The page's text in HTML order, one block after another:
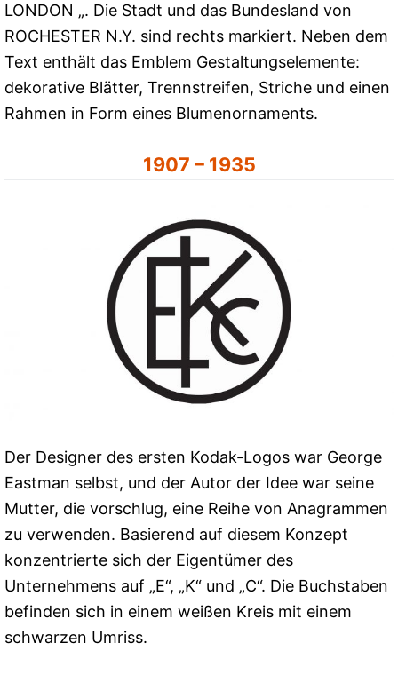
LONDON „. Die Stadt und das Bundesland von
ROCHESTER N.Y. sind rechts markiert. Neben dem
Text enthält das Emblem Gestaltungselemente:
dekorative Blätter, Trennstreifen, Striche und einen
Rahmen in Form eines Blumenornaments.
1907 – 1935
Der Designer des ersten Kodak-Logos war George
Eastman selbst, und der Autor der Idee war seine
Mutter, die vorschlug, eine Reihe von Anagrammen
zu verwenden. Basierend auf diesem Konzept
konzentrierte sich der Eigentümer des
Unternehmens auf „E“, „K“ und „C“. Die Buchstaben
befinden sich in einem weißen Kreis mit einem
schwarzen Umriss.